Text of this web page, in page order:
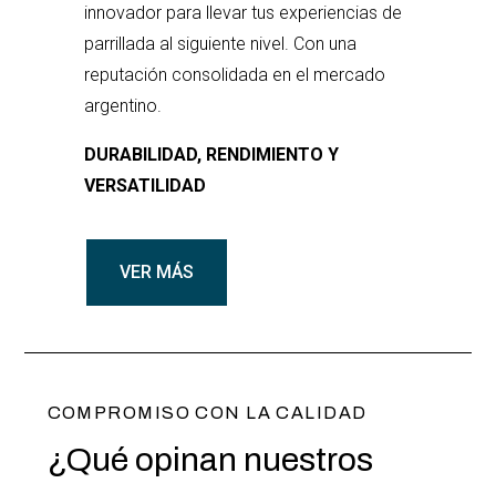
innovador para llevar tus experiencias de
parrillada al siguiente nivel. Con una
reputación consolidada en el mercado
argentino.
DURABILIDAD, RENDIMIENTO Y
VERSATILIDAD
VER MÁS
COMPROMISO CON LA CALIDAD
¿Qué opinan nuestros